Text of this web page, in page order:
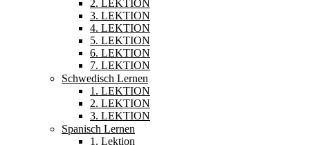
2. LEKTION
3. LEKTION
4. LEKTION
5. LEKTION
6. LEKTION
7. LEKTION
Schwedisch Lernen
1. LEKTION
2. LEKTION
3. LEKTION
Spanisch Lernen
1. Lektion